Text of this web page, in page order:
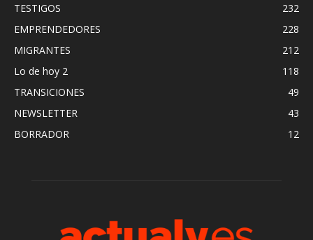
TESTIGOS
232
EMPRENDEDORES
228
MIGRANTES
212
Lo de hoy 2
118
TRANSICIONES
49
NEWSLETTER
43
BORRADOR
12